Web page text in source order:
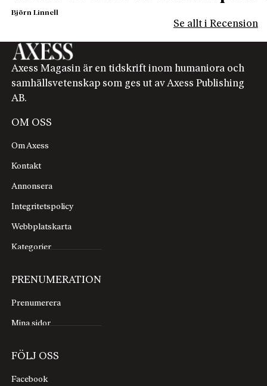
Björn Linnell
Se allt i Recension
Axess Magasin är en tidskrift inom humaniora och
samhällsvetenskap som ges ut av Axess Publishing
AB.
OM OSS
Om Axess
Kontakt
Annonsera
Integritetspolicy
Webbplatskarta
Kategorier
PRENUMERATION
Prenumerera
Mina sidor
FÖLJ OSS
Facebook